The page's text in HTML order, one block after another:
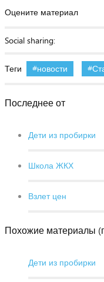
Оцените материал
Social sharing:
Теги новости
Последнее от
Дети из пробирки
Школа ЖКХ
Взлет цен
Похожие материалы
Дети из пробирки